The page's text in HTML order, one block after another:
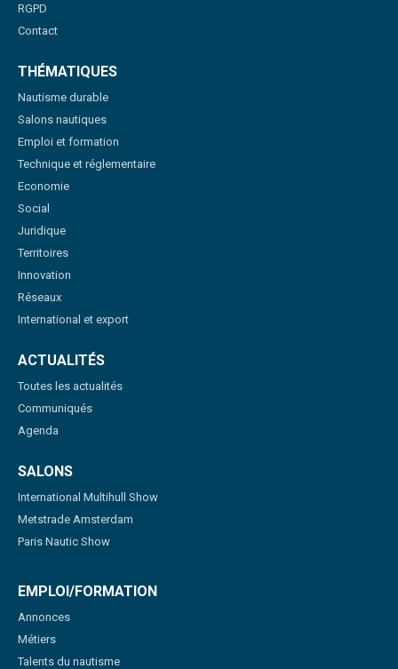
RGPD
Contact
THÉMATIQUES
Nautisme durable
Salons nautiques
Emploi et formation
Technique et réglementaire
Economie
Social
Juridique
Territoires
Innovation
Réseaux
International et export
ACTUALITÉS
Toutes les actualités
Communiqués
Agenda
SALONS
International Multihull Show
Metstrade Amsterdam
Paris Nautic Show
EMPLOI/FORMATION
Annonces
Métiers
Talents du nautisme